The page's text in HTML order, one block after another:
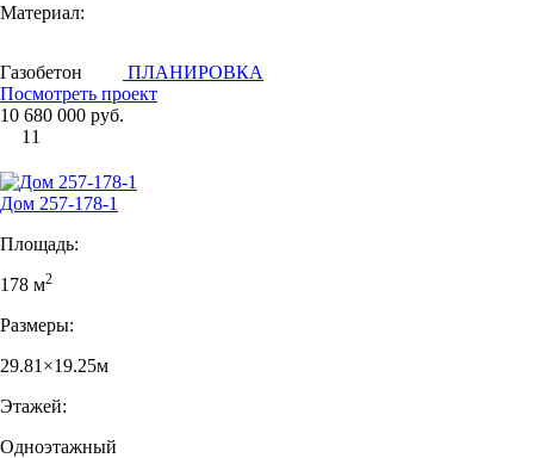
Материал:
Газобетон
ПЛАНИРОВКА
Посмотреть проект
10 680 000 руб.
11
Дом 257-178-1
Площадь:
178 м2
Размеры:
29.81×19.25м
Этажей:
Одноэтажный